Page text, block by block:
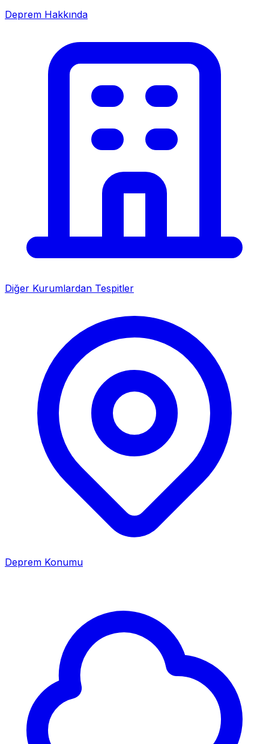
Deprem Hakkında
Diğer Kurumlardan Tespitler
Deprem Konumu